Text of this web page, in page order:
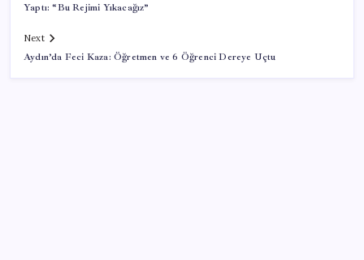
Yaptı: “Bu Rejimi Yıkacağız”
Next
Aydın’da Feci Kaza: Öğretmen ve 6 Öğrenci Dereye Uçtu